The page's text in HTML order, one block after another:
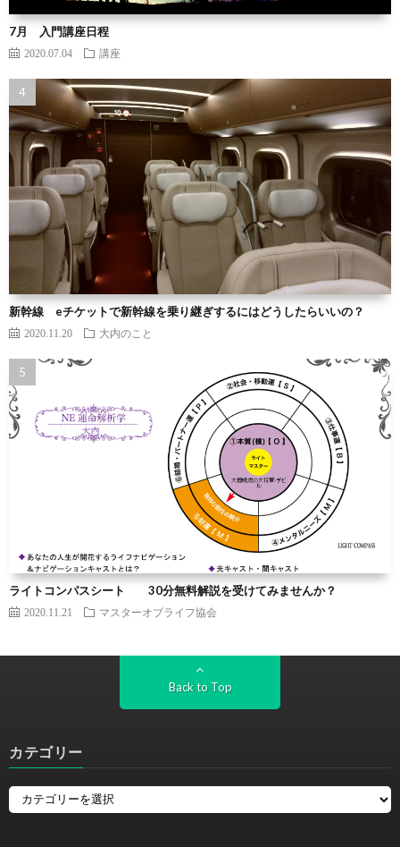
7月 入門講座日程
2020.07.04 講座
新幹線 eチケットで新幹線を乗り継ぎするにはどうしたらいいの？
2020.11.20 大内のこと
ライトコンパスシート 30分無料解説を受けてみませんか？
2020.11.21 マスターオブライフ協会
Back to Top
カテゴリー